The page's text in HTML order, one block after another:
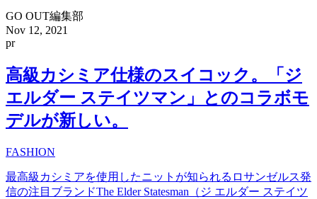
GO OUT編集部
Nov 12, 2021
pr
高級カシミア仕様のスイコック。「ジ
エルダー ステイツマン」とのコラボモ
デルが新しい。
FASHION
最高級カシミアを使用したニットが知られるロサンゼルス発
信の注目ブランドThe Elder Statesman（ジ エルダー ステイツ